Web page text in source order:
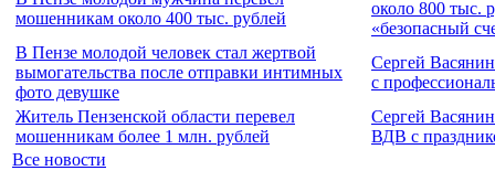
мошенникам около 400 тыс. рублей
около 800 тыс.
«безопасный
В Пензе молодой человек стал жертвой
вымогательства после отправки интимных
фото девушке
Сергей
с
Житель Пензенской области перевел
мошенникам более 1 млн. рублей
Сергей
ВДВ с
Все новости